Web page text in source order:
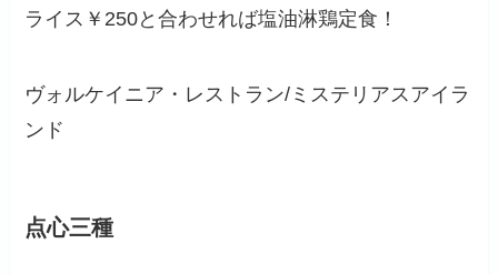
ライス￥250と合わせれば塩油淋鶏定食！
ヴォルケイニア・レストラン/ミステリアスアイラ
ンド
点心三種